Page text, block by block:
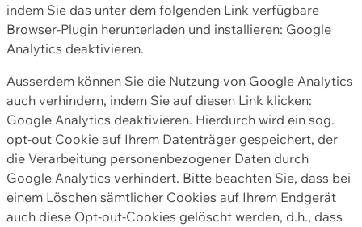
indem Sie das unter dem folgenden Link verfügbare
Browser-Plugin herunterladen und installieren: Google
Analytics deaktivieren.
Ausserdem können Sie die Nutzung von Google Analytics
auch verhindern, indem Sie auf diesen Link klicken:
Google Analytics deaktivieren. Hierdurch wird ein sog.
opt-out Cookie auf Ihrem Datenträger gespeichert, der
die Verarbeitung personenbezogener Daten durch
Google Analytics verhindert. Bitte beachten Sie, dass bei
einem Löschen sämtlicher Cookies auf Ihrem Endgerät
auch diese Opt-out-Cookies gelöscht werden, d.h., dass